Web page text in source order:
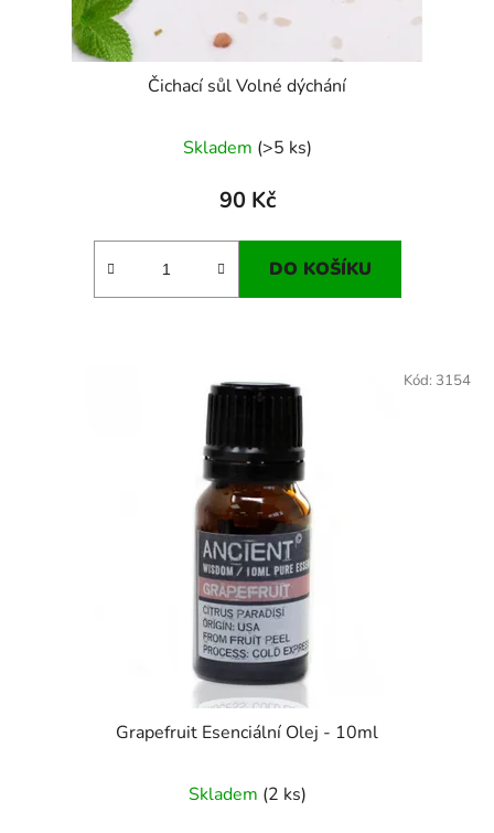
Čichací sůl Volné dýchání
Skladem (>5 ks)
90 Kč
DO KOŠÍKU
Grapefruit Esenciální Olej - 10ml
Skladem (2 ks)
Kód: 3154